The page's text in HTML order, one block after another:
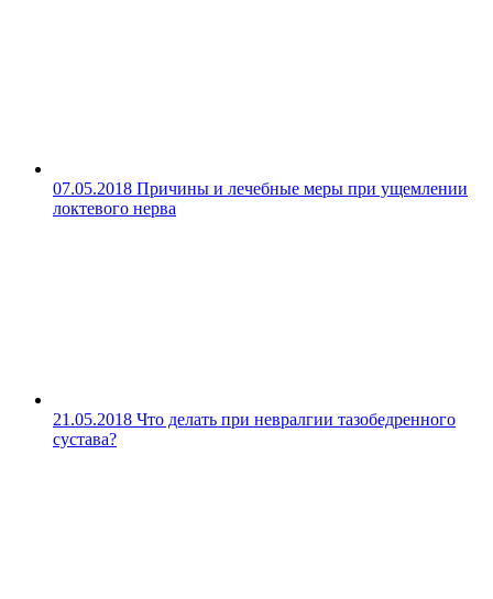
07.05.2018 Причины и лечебные меры при ущемлении
локтевого нерва
21.05.2018 Что делать при невралгии тазобедренного
сустава?